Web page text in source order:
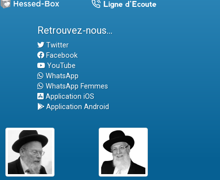
Retrouvez-nous...
Twitter
Facebook
YouTube
WhatsApp
WhatsApp Femmes
Application iOS
Application Android